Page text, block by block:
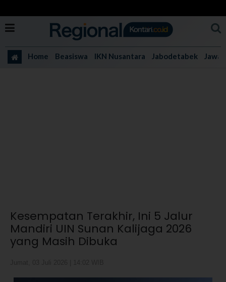
Home Beasiswa IKN Nusantara Jabodetabek Jawa
Kesempatan Terakhir, Ini 5 Jalur
Mandiri UIN Sunan Kalijaga 2026
yang Masih Dibuka